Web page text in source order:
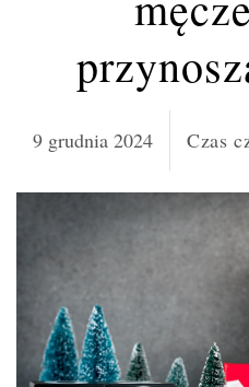
9 grudnia 2024 Czas